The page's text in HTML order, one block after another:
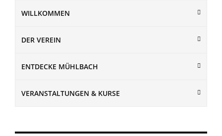
WILLKOMMEN
DER VEREIN
ENTDECKE MÜHLBACH
VERANSTALTUNGEN & KURSE